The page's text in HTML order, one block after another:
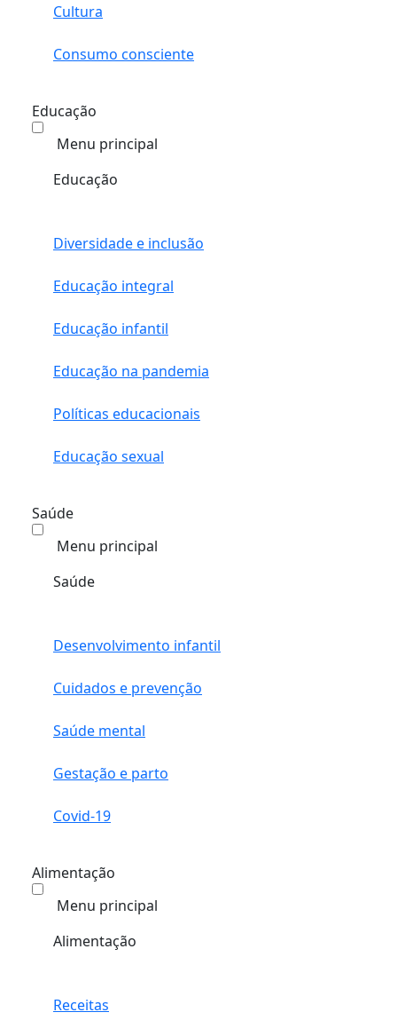
Cultura
Consumo consciente
Educação
Menu principal
Educação
Diversidade e inclusão
Educação integral
Educação infantil
Educação na pandemia
Políticas educacionais
Educação sexual
Saúde
Menu principal
Saúde
Desenvolvimento infantil
Cuidados e prevenção
Saúde mental
Gestação e parto
Covid-19
Alimentação
Menu principal
Alimentação
Receitas